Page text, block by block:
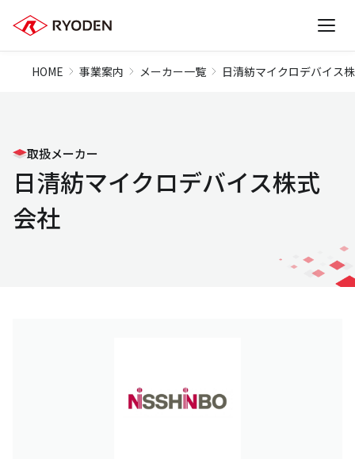
HOME 事業案内 メーカー一覧 日清紡マイクロデバイス
取扱メーカー
日清紡マイクロデバイス株式
会社